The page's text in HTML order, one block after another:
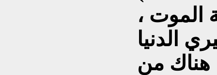
الموت ،
الدنيا
هناك من